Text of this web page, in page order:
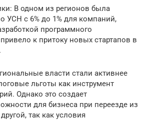
В одном из регионов была
УСН с 6% до 1% для компаний,
программного
к притоку новых стартапов в
власти стали активнее
льготы как инструмент
Однако это создает
для бизнеса при переезде из
так как условия